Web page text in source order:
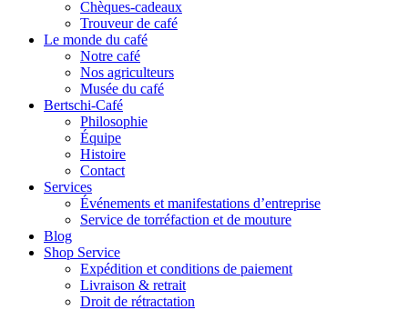
Chèques-cadeaux
Trouveur de café
Le monde du café
Notre café
Nos agriculteurs
Musée du café
Bertschi-Café
Philosophie
Équipe
Histoire
Contact
Services
Événements et manifestations d’entreprise
Service de torréfaction et de mouture
Blog
Shop Service
Expédition et conditions de paiement
Livraison & retrait
Droit de rétractation